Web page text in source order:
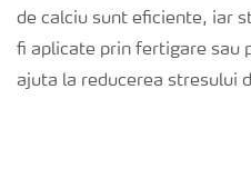
de calciu sunt eficiente, iar
fi aplicate prin fertigare sau
ajuta la reducerea stresului